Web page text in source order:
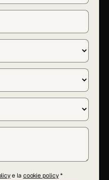
e la cookie policy*